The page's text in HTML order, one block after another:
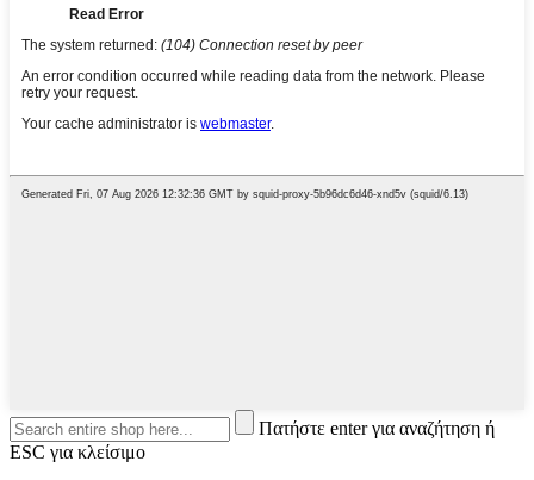
Πατήστε enter για αναζήτηση ή
ESC για κλείσιμο